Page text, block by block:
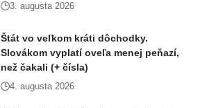
3. augusta 2026
Štát vo veľkom kráti dôchodky.
Slovákom vyplatí oveľa menej peňazí,
než čakali (+ čísla)
4. augusta 2026